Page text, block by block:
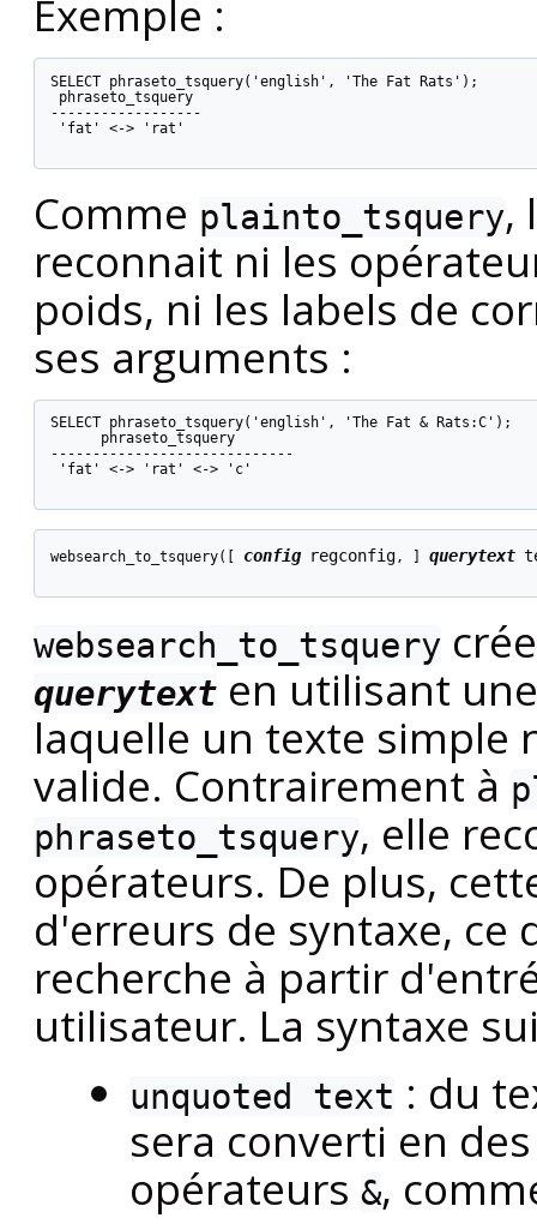
Exemple :
SELECT phraseto_tsquery('english', 'The Fat Rats');
phraseto_tsquery
------------------
'fat' <-> 'rat'
Comme plainto_tsquery,
reconnait ni les
poids, ni les labels de
ses arguments :
SELECT phraseto_tsquery('english', 'The Fat & Rats:C');
      phraseto_tsquery
-----------------------------
'fat' <-> 'rat' <-> 'c'
websearch_to_tsquery([ config regconfig, querytext
websearch_to_tsquery
querytext en utilisant
laquelle un texte simple
valide. Contrairement à
phraseto_tsquery, elle
opérateurs. De plus,
d'erreurs de syntaxe,
recherche à partir
utilisateur. La syntaxe
unquoted text : du
sera converti en
opérateurs &,